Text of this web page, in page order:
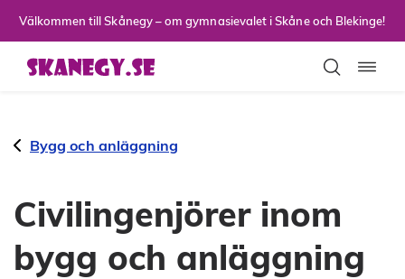
Välkommen till Skånegy – om gymnasievalet i Skåne och Blekinge!
Bygg och anläggning
Civilingenjörer inom
bygg och anläggning